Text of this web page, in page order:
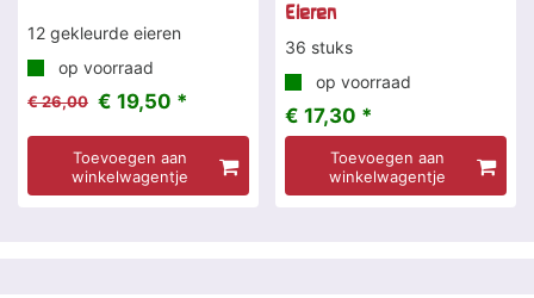
12 gekleurde eieren
op voorraad
€ 26,00 € 19,50 *
Toevoegen aan
winkelwagentje
Eieren
36 stuks
op voorraad
€ 17,30 *
Toevoegen aan
winkelwagentje